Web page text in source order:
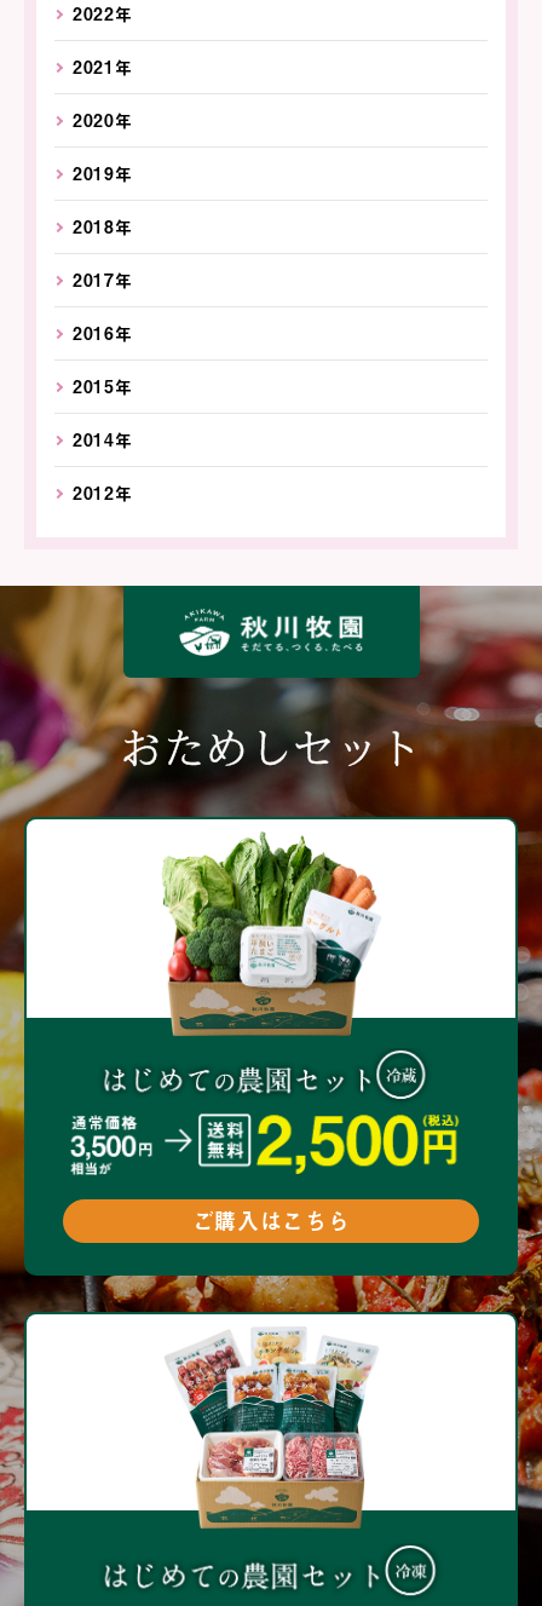
2022年
2021年
2020年
2019年
2018年
2017年
2016年
2015年
2014年
2012年
おためしセット
ご購入はこちら